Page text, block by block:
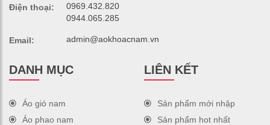
Điện thoại:
0969.432.820
0944.065.285
Email: admin@aokhoacnam.vn
DANH MỤC
Áo gió nam
Áo phao nam
LIÊN KẾT
Sản phẩm mới nhập
Sản phẩm hot nhất